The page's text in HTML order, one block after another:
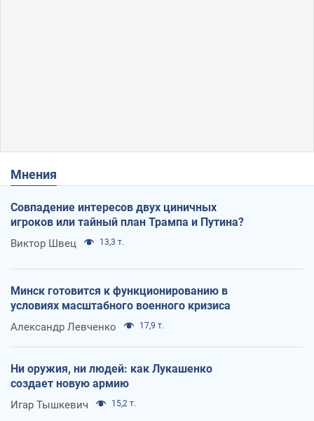
Мнения
Совпадение интересов двух циничных
игроков или тайный план Трампа и Путина?
Виктор Швец 13,3 т.
Минск готовится к функционированию в
условиях масштабного военного кризиса
Александр Левченко 17,9 т.
Ни оружия, ни людей: как Лукашенко
создает новую армию
Игар Тышкевич 15,2 т.